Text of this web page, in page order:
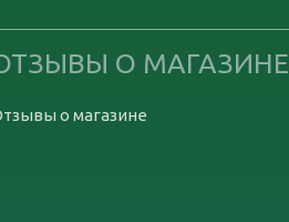
О МАГАЗИНЕ
о магазине